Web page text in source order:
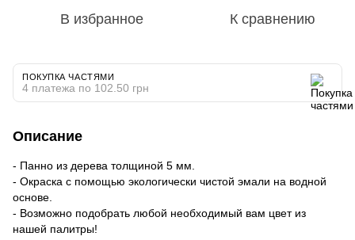
В избранное К сравнению
ПОКУПКА ЧАСТЯМИ
4 платежа по 102.50 грн
Описание
- Панно из дерева толщиной 5 мм.
- Окраска с помощью экологически чистой эмали на водной
основе.
- Возможно подобрать любой необходимый вам цвет из
нашей палитры!